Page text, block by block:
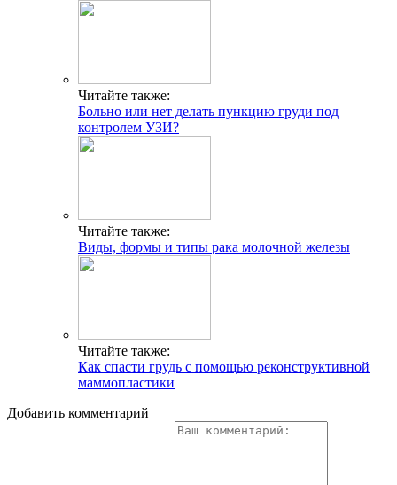
Читайте также:
Больно или нет делать пункцию груди под
контролем УЗИ?
Читайте также:
Виды, формы и типы рака молочной железы
Читайте также:
Как спасти грудь с помощью реконструктивной
маммопластики
Добавить комментарий